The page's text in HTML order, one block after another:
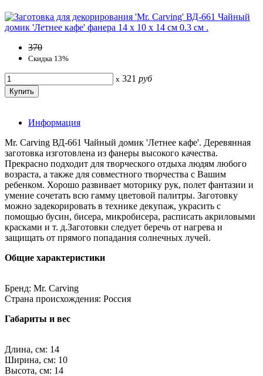
370
Скидка 13%
x 321 руб
Информация
Mr. Carving ВД-661 Чайный домик 'Летнее кафе'. Деревянная
заготовка изготовлена из фанеры высокого качества.
Прекрасно подходит для творческого отдыха людям любого
возраста, а также для совместного творчества с Вашим
ребенком. Хорошо развивает моторику рук, полет фантазии и
умение сочетать всю гамму цветовой палитры. Заготовку
можно задекорировать в технике декупаж, украсить с
помощью бусин, бисера, микробисера, расписать акриловыми
красками и т. д.Заготовки следует беречь от нагрева и
защищать от прямого попадания солнечных лучей.
Общие характеристики
Бренд: Mr. Carving
Страна происхождения: Россия
Габариты и вес
Длина, см: 14
Ширина, см: 10
Высота, см: 14